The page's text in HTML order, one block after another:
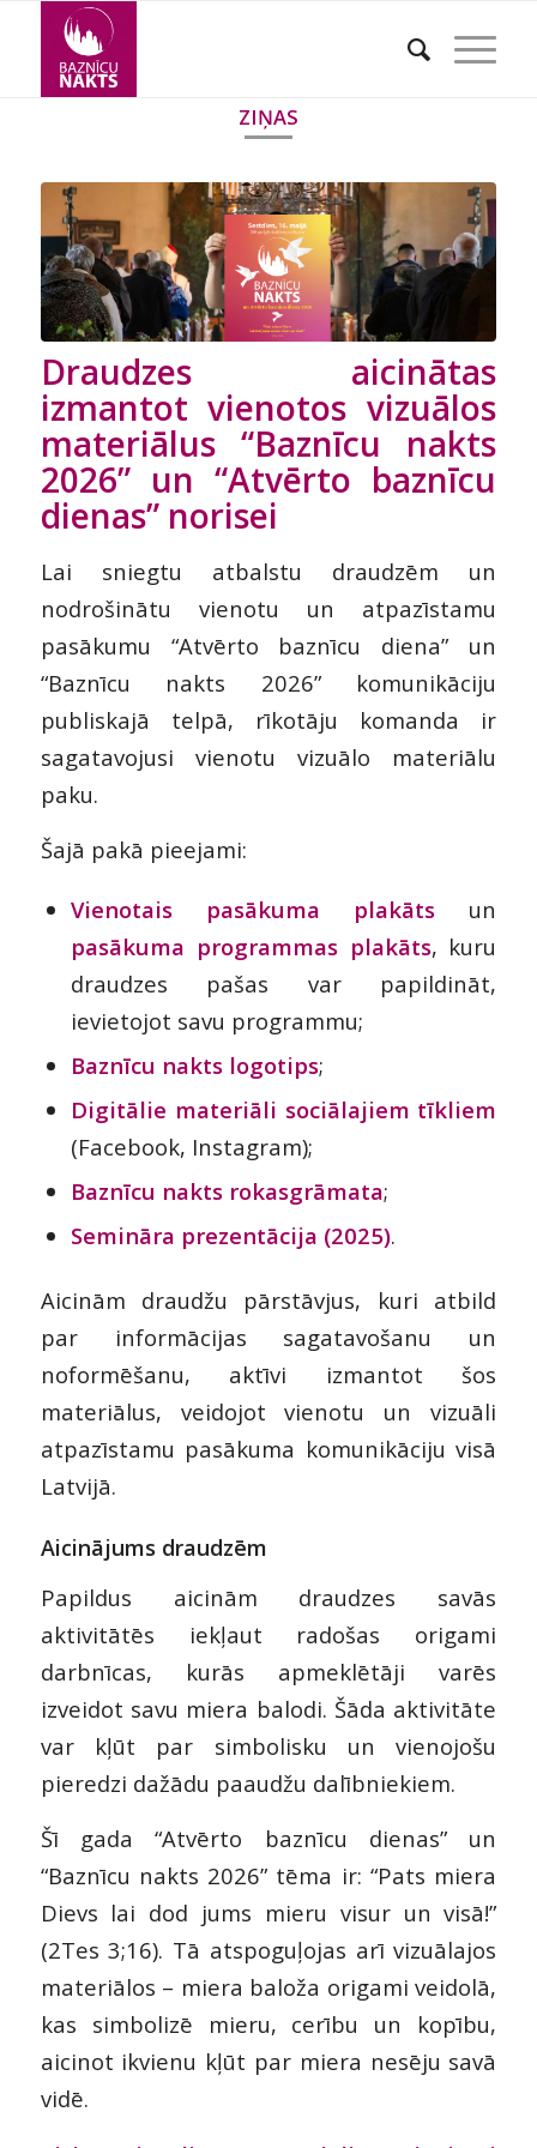
ZIŅAS
Draudzes aicinātas
izmantot vienotos vizuālos
materiālus “Baznīcu nakts
2026” un “Atvērto baznīcu
dienas” norisei
Lai sniegtu atbalstu draudzēm un
nodrošinātu vienotu un atpazīstamu
pasākumu “Atvērto baznīcu diena” un
“Baznīcu nakts 2026” komunikāciju
publiskajā telpā, rīkotāju komanda ir
sagatavojusi vienotu vizuālo materiālu
paku.
Šajā pakā pieejami:
Vienotais pasākuma plakāts un
pasākuma programmas plakāts, kuru
draudzes pašas var papildināt,
ievietojot savu programmu;
Baznīcu nakts logotips;
Digitālie materiāli sociālajiem tīkliem
(Facebook, Instagram);
Baznīcu nakts rokasgrāmata;
Semināra prezentācija (2025).
Aicinām draudžu pārstāvjus, kuri atbild
par informācijas sagatavošanu un
noformēšanu, aktīvi izmantot šos
materiālus, veidojot vienotu un vizuāli
atpazīstamu pasākuma komunikāciju visā
Latvijā.
Aicinājums draudzēm
Papildus aicinām draudzes savās
aktivitātēs iekļaut radošas origami
darbnīcas, kurās apmeklētāji varēs
izveidot savu miera balodi. Šāda aktivitāte
var kļūt par simbolisku un vienojošu
pieredzi dažādu paaudžu dalībniekiem.
Šī gada “Atvērto baznīcu dienas” un
“Baznīcu nakts 2026” tēma ir: “Pats miera
Dievs lai dod jums mieru visur un visā!”
(2Tes 3;16). Tā atspoguļojas arī vizuālajos
materiālos – miera baloža origami veidolā,
kas simbolizē mieru, cerību un kopību,
aicinot ikvienu kļūt par miera nesēju savā
vidē.